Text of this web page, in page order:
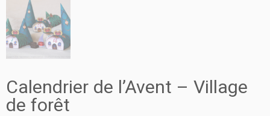
Calendrier de l’Avent – Village
de forêt